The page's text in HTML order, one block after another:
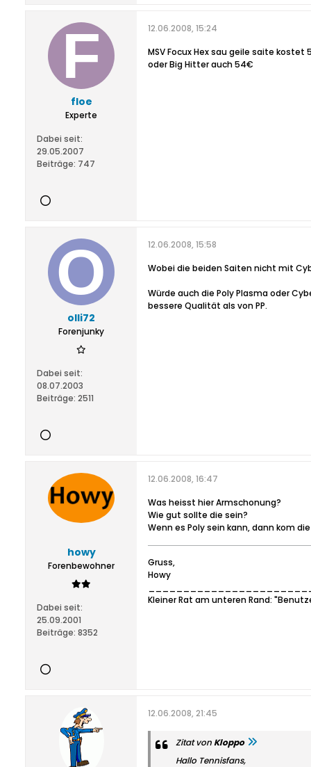
floe
Experte
Dabei seit:
29.05.2007
Beiträge: 747
12.06.2008, 15:24
MSV Focux Hex sau geile saite
oder Big Hitter auch 54€
olli72
Forenjunky
Dabei seit:
08.07.2003
Beiträge: 2511
12.06.2008, 15:58
Wobei die beiden Saiten nicht mit
Würde auch die Poly Plasma oder
bessere Qualität als von PP.
howy
Forenbewohner
Dabei seit:
25.09.2001
Beiträge: 8352
12.06.2008, 16:47
Was heisst hier Armschonung?
Wie gut sollte die sein?
Wenn es Poly sein kann, dann kom
Gruss,
Howy
Kleiner Rat am unteren Rand:
12.06.2008, 21:45
Zitat vonKloppo
Hallo Tennisfans,